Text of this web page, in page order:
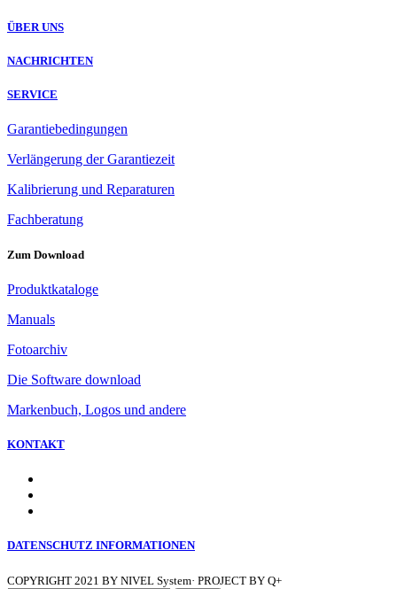
ÜBER UNS
NACHRICHTEN
SERVICE
Garantiebedingungen
Verlängerung der Garantiezeit
Kalibrierung und Reparaturen
Fachberatung
Zum Download
Produktkataloge
Manuals
Fotoarchiv
Die Software download
Markenbuch, Logos und andere
KONTAKT
DATENSCHUTZ INFORMATIONEN
COPYRIGHT 2021 BY NIVEL System· PROJECT BY Q+